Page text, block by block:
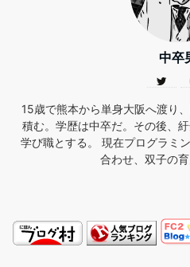
中卒
15歳で熊本から単身大阪へ渡り
積む。学歴は中卒だ。その後、
学び職とする。 現在プログラミ
合わせ、双子の育